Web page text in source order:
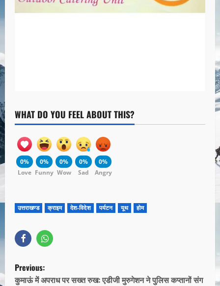
WHAT DO YOU FEEL ABOUT THIS?
0%
Love
0%
Funny
0%
Wow
0%
Sad
0%
Angry
उत्तराखण्ड क्राइम देश-विदेश पर्यटन यूथ होम
Previous:
कुमाऊं में अपराध पर सख्त रुख: एडीजी मुरुगेशन ने पुलिस कप्तानों संग